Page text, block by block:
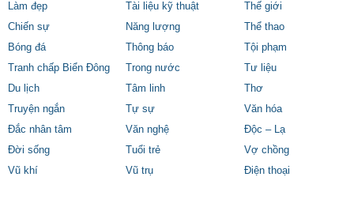
Làm đẹp
Tài liệu kỹ thuật
Thế giới
Chiến sự
Năng lượng
Thể thao
Bóng đá
Thông báo
Tội phạm
Tranh chấp Biển Đông
Trong nước
Tư liệu
Du lịch
Tâm linh
Thơ
Truyện ngắn
Tự sự
Văn hóa
Đắc nhân tâm
Văn nghệ
Độc – Lạ
Đời sống
Tuổi trẻ
Vợ chồng
Vũ khí
Vũ trụ Điện thoại